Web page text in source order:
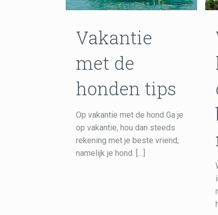
Vakantie
met de
honden tips
Op vakantie met de hond Ga je
op vakantie, hou dan steeds
rekening met je beste vriend,
namelijk je hond. […]